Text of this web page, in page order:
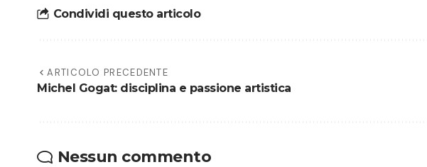
Condividi questo articolo
ARTICOLO PRECEDENTE
Michel Gogat: disciplina e passione artistica
Nessun commento